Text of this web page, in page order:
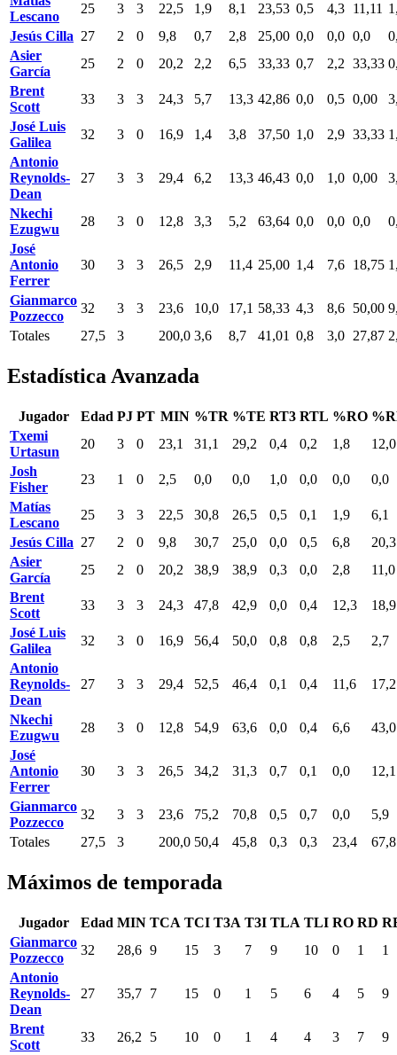
Lescano
25 3 3 22,5 1,9 8,1 23,53 0,5 4,3 11,11
Jesús Cilla 27 2 0 9,8 0,7 2,8 25,00 0,0 0,0 0,0
Asier
García
25 2 0 20,2 2,2 6,5 33,33 0,7 2,2 33,33
Brent
Scott
33 3 3 24,3 5,7 13,3 42,86 0,0 0,5 0,00
José Luis
Galilea
32 3 0 16,9 1,4 3,8 37,50 1,0 2,9 33,33
Antonio
Reynolds-
Dean
27 3 3 29,4 6,2 13,3 46,43 0,0 1,0 0,00
Nkechi
Ezugwu
28 3 0 12,8 3,3 5,2 63,64 0,0 0,0 0,0
José
Antonio
Ferrer
30 3 3 26,5 2,9 11,4 25,00 1,4 7,6 18,75
Gianmarco
Pozzecco
32 3 3 23,6 10,0 17,1 58,33 4,3 8,6 50,00
Totales
27,5 3 200,0 3,6 8,7 41,01 0,8 3,0 27,87
Estadística Avanzada
Jugador Edad PJ PT MIN %TR %TE RT3 RTL %RO
Txemi
Urtasun
20 3 0 23,1 31,1 29,2 0,4 0,2 1,8
12,0
Josh
Fisher
23 1 0 2,5 0,0 0,0 1,0 0,0 0,0
0,0
Matías
Lescano
25 3 3 22,5 30,8 26,5 0,5 0,1 1,9
6,1
Jesús Cilla 27 2 0 9,8 30,7 25,0 0,0 0,5 6,8
20,3
Asier
García
25 2 0 20,2 38,9 38,9 0,3 0,0 2,8
11,0
Brent
Scott
33 3 3 24,3 47,8 42,9 0,0 0,4 12,3
18,9
José Luis
Galilea
32 3 0 16,9 56,4 50,0 0,8 0,8 2,5
2,7
Antonio
Reynolds-
Dean
27 3 3 29,4 52,5 46,4 0,1 0,4 11,6 17,2
Nkechi
Ezugwu
28 3 0 12,8 54,9 63,6 0,0 0,4 6,6
43,0
José
Antonio
Ferrer
30 3 3 26,5 34,2 31,3 0,7 0,1 0,0 12,1
Gianmarco
Pozzecco
32 3 3 23,6 75,2 70,8 0,5 0,7 0,0
5,9
Totales
27,5 3 200,0 50,4 45,8 0,3 0,3 23,4 67,8
Máximos de temporada
Jugador Edad MIN TCA TCI T3A T3I TLA TLI RO RD
Gianmarco
Pozzecco
32 28,6 9 15 3 7 9 10 0 1
1
Antonio
Reynolds-
Dean
27 35,7 7 15 0 1 5 6 4 5 9
Brent
Scott
33 26,2 5 10 0 1 4 4 3 7
9